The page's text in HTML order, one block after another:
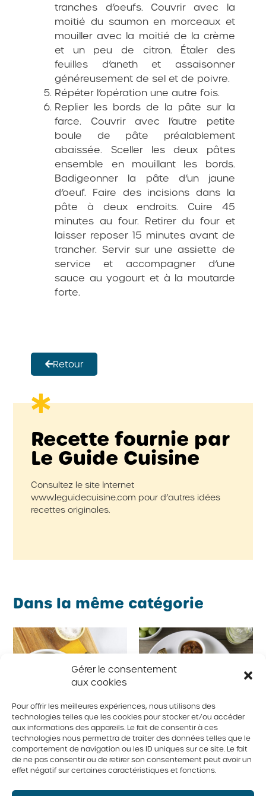
Gérer le consentement
aux cookies
Pour offrir les meilleures expériences, nous utilisons des
technologies telles que les cookies pour stocker et/ou accéder
aux informations des appareils. Le fait de consentir à ces
technologies nous permettra de traiter des données telles que le
comportement de navigation ou les ID uniques sur ce site. Le fait
de ne pas consentir ou de retirer son consentement peut avoir un
effet négatif sur certaines caractéristiques et fonctions.
tranches d’oeufs. Couvrir avec la
moitié du saumon en morceaux et
mouiller avec la moitié de la crème
et un peu de citron. Étaler des
feuilles d’aneth et assaisonner
généreusement de sel et de poivre.
Répéter l’opération une autre fois.
Replier les bords de la pâte sur la
farce. Couvrir avec l’autre petite
boule de pâte préalablement
abaissée. Sceller les deux pâtes
ensemble en mouillant les bords.
Badigeonner la pâte d’un jaune
d’oeuf. Faire des incisions dans la
pâte à deux endroits. Cuire 45
minutes au four. Retirer du four et
laisser reposer 15 minutes avant de
trancher. Servir sur une assiette de
service et accompagner d’une
sauce au yogourt et à la moutarde
forte.
Retour
Recette fournie par
Le Guide Cuisine
Consultez le site Internet
www.leguidecuisine.com pour d’autres idées
recettes originales.
Dans la même catégorie
Gratin d’œufs cuits
dur croustillants
Poivrons aux
légumes radioeufs